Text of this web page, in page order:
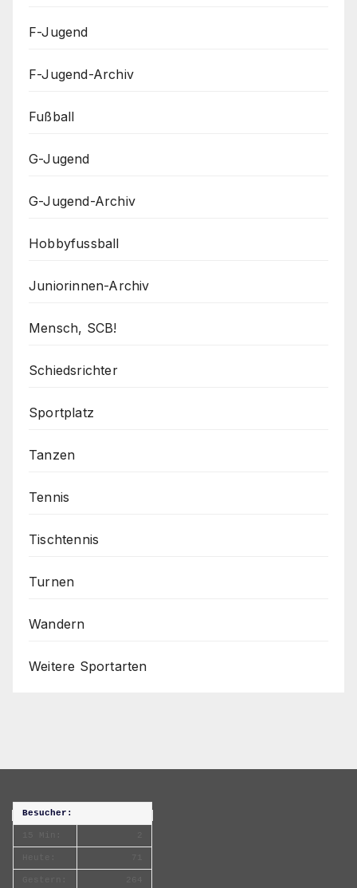
F-Jugend
F-Jugend-Archiv
Fußball
G-Jugend
G-Jugend-Archiv
Hobbyfussball
Juniorinnen-Archiv
Mensch, SCB!
Schiedsrichter
Sportplatz
Tanzen
Tennis
Tischtennis
Turnen
Wandern
Weitere Sportarten
Besucher: